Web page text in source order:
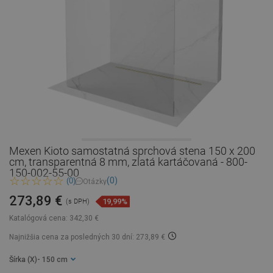
Mexen Kioto samostatná sprchová stena 150 x 200
cm, transparentná 8 mm, zlatá kartáčovaná - 800-
150-002-55-00
(0) Otázky(0)
Katalógová cena: 342,30 €
273,89 € (s DPH) 19,99%
Najnižšia cena za posledných 30 dní: 273,89 €
Šírka (X) - 150 cm